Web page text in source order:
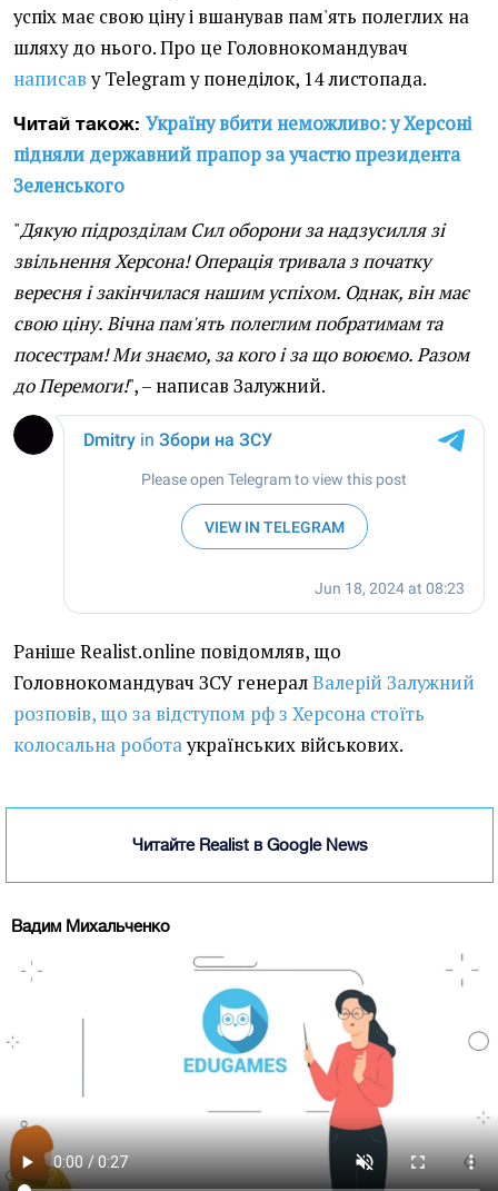
успіх має свою ціну і вшанував пам'ять полеглих на
шляху до нього. Про це Головнокомандувач
написаву Telegram у понеділок, 14 листопада.
Читай також: Україну вбити неможливо: у Херсоні
підняли державний прапор за участю президента
Зеленського
"Дякую підрозділам Сил оборони за надзусилля зі
звільнення Херсона! Операція тривала з початку
вересня і закінчилася нашим успіхом. Однак, він має
свою ціну. Вічна пам'ять полеглим побратимам та
посестрам! Ми знаємо, за кого і за що воюємо. Разом
до Перемоги!", – написав Залужний.
Раніше Realist.online повідомляв, що
Головнокомандувач ЗСУ генералВалерій Залужний
розповів, що за відступом рф з Херсона стоїть
колосальна роботаукраїнських військових.
Читайте Realist в Google News
Вадим Михальченко